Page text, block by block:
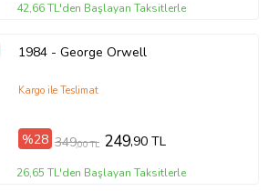
42,66 TL'den Başlayan Taksitlerle
1984 - George Orwell
Kargo ile Teslimat
%28 349,00 TL 249,90 TL
26,65 TL'den Başlayan Taksitlerle